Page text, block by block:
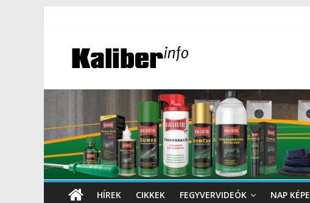
HÍREK CIKKEK FEGYVERVIDEÓK NAP KÉPE